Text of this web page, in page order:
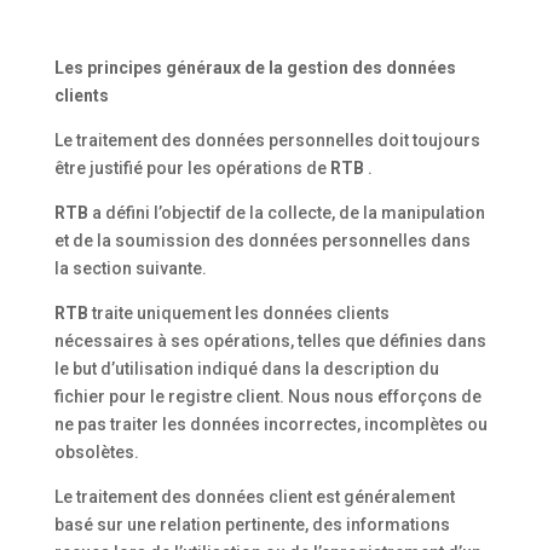
Les principes généraux de la gestion des données
clients
Le traitement des données personnelles doit toujours
être justifié pour les opérations de RTB .
RTB a défini l’objectif de la collecte, de la manipulation
et de la soumission des données personnelles dans
la section suivante.
RTBtraite uniquement les données clients
nécessaires à ses opérations, telles que définies dans
le but d’utilisation indiqué dans la description du
fichier pour le registre client. Nous nous efforçons de
ne pas traiter les données incorrectes, incomplètes ou
obsolètes.
Le traitement des données client est généralement
basé sur une relation pertinente, des informations